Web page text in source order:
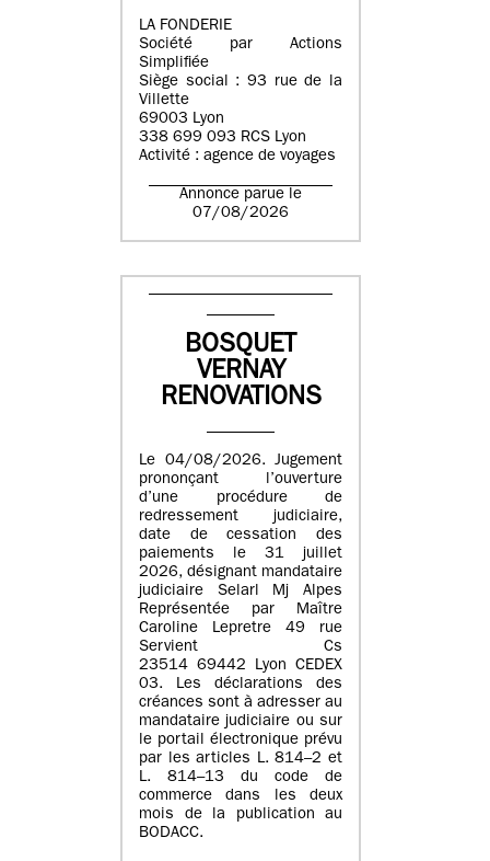
LA FONDERIE
Société par Actions
Simplifiée
Siège social : 93 rue de la
Villette
69003 Lyon
338 699 093 RCS Lyon
Activité : agence de voyages
Annonce parue le
07/08/2026
BOSQUET
VERNAY
RENOVATIONS
Le 04/08/2026. Jugement
prononçant l’ouverture
d’une procédure de
redressement judiciaire,
date de cessation des
paiements le 31 juillet
2026, désignant mandataire
judiciaire Selarl Mj Alpes
Représentée par Maître
Caroline Lepretre 49 rue
Servient Cs
23514 69442 Lyon CEDEX
03. Les déclarations des
créances sont à adresser au
mandataire judiciaire ou sur
le portail électronique prévu
par les articles L. 814–2 et
L. 814–13 du code de
commerce dans les deux
mois de la publication au
BODACC.